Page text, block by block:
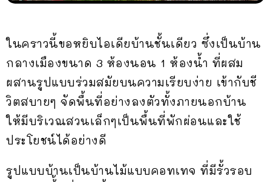
ในคราวนี้ขอหยิบไอเดียบ้านชั้นเดียว ซึ่งเป็นบ้าน
กลางเมืองขนาด 3 ห้องนอน 1 ห้องน้ำ ที่ผสม
ผสานรูปแบบร่วมสมัยบนความเรียบง่าย เข้ากับชี
วิตสบายๆ จัดพื้นที่อย่างลงตัวทั้งภายนอกบ้าน
ให้มีบริเวณสวนเล็กๆเป็นพื้นที่พักผ่อนและใช้
ประโยชน์ได้อย่างดี
รูปแบบบ้านเป็นบ้านไม้แบบคอทเทจ ที่มีรั้วรอบ